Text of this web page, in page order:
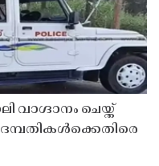
ചെയ്ത്
ദമ്പതികൾക്കെതിരെ